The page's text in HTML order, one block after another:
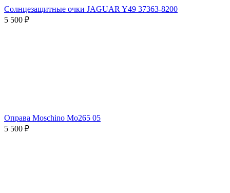
Солнцезащитные очки JAGUAR Y49 37363-8200
5 500 ₽
Оправа Moschino Mo265 05
5 500 ₽